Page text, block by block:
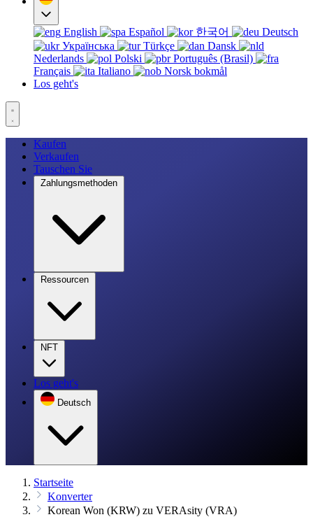
English Español 한국어
Deutsch
Українська
Türkçe
Dansk
Nederlands
Polski
Português (Brasil)
Français
Italiano
Norsk bokmål
Los geht's
Kaufen
Verkaufen
Tauschen Sie
Zahlungsmethoden
Ressourcen
NFT
Los geht's
Deutsch
Startseite
Konverter
Korean Won (KRW) zu VERAsity (VRA)